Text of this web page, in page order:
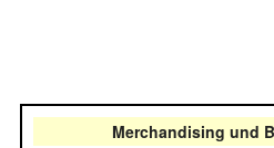
Merchandising und